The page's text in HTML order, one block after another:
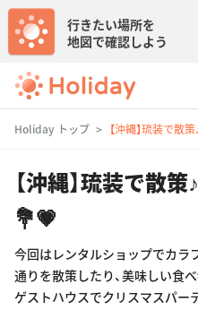
行きたい場所を
地図で確認しよう
Holiday トップ 【沖縄】琉装で散
【沖縄】琉装で散
💐💗
今回はレンタルショップでカラ
通りを散策したり、美味しい食
ゲストハウスでクリスマスパー